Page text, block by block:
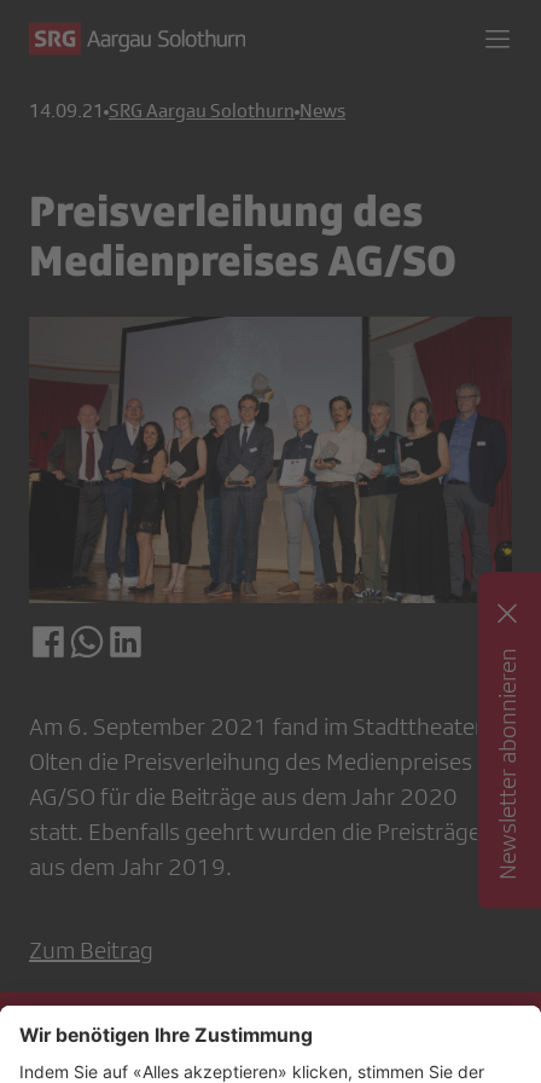
14.09.21 SRG Aargau Solothurn News
Preisverleihung des
Medienpreises AG/SO
Am 6. September 2021 fand im Stadttheater in
Olten die Preisverleihung des Medienpreises
AG/SO für die Beiträge aus dem Jahr 2020
statt. Ebenfalls geehrt wurden die Preisträger
aus dem Jahr 2019.
Zum Beitrag
Newsletter abonnieren
Kontakt